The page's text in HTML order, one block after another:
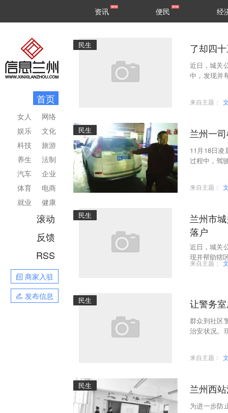
区县
资讯 便民 经
首页
网络
文化
旅游
法制
企业
电商
健康
女人
娱乐
科技
养生
汽车
体育
就业
滚动
反馈
RSS
商家入驻
发布信息
民生 了却四
近日，城关
中，发现并
来自主题：
民生 兰州一
11月18日凌
过程中，驾
来自主题：
民生
兰州市
落户
近日，城关
现并帮助辖
来自主题：
民生 让警务
群众到社区
治安状况。
来自主题：
民生
为进一步防